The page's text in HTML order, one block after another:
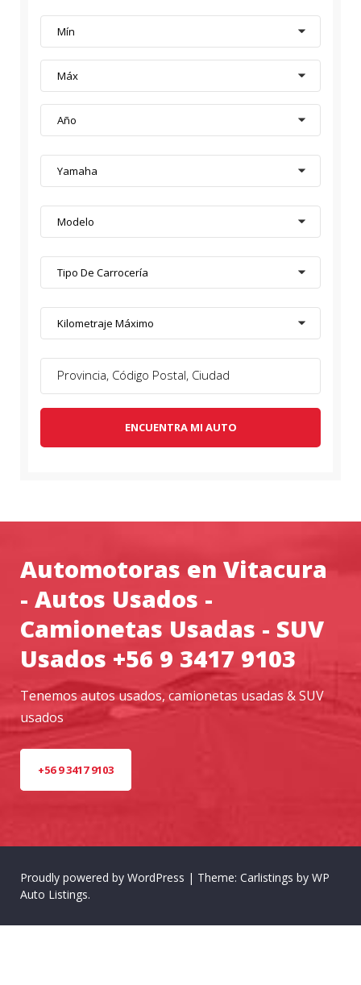
Mín
Máx
ENCUENTRA MI AUTO
Año
Yamaha
Modelo
Tipo De Carrocería
Kilometraje Máximo
Automotoras en Vitacura
- Autos Usados -
Camionetas Usadas - SUV
Usados +56 9 3417 9103
Tenemos autos usados, camionetas usadas & SUV
usados
+56 9 3417 9103
Proudly powered by WordPress | Theme: Carlistings by WP
Auto Listings.